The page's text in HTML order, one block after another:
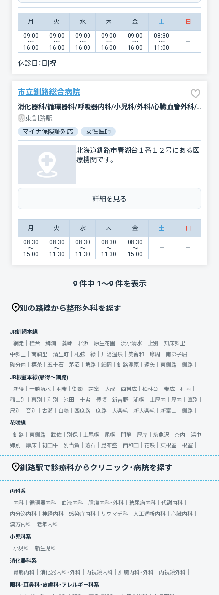
月 火 水 木 金 土 日
09:00
〜
16:00
09:00
〜
16:00
09:00
〜
16:00
09:00
〜
16:00
09:00
〜
16:00
08:30
〜
11:00
休診日： 日|祝
市立釧路総合病院
消化器科/循環器科/呼吸器内科/小児科/外科/心臓血管外科/整形外科/脳神経外科/皮膚科/産婦人科/眼科/精神科・神経科/麻酔科/放射線科/形成外科/臨床検査・病理診断/緩和ケア
東釧路駅
マイナ保険証対応 女性医師
北海道釧路市春湖台１番１２号にある医
療機関です。
詳細を見る
月 火 水 木 金 土 日
08:30
〜
15:00
08:30
〜
11:30
08:30
〜
11:30
08:30
〜
11:30
08:30
〜
15:00
9件中 1〜9件を表示
別の路線から整形外科を探す
JR釧網本線
網走｜ 桂台｜ 鱒浦｜ 藻琴｜ 北浜｜ 原生花園｜ 浜小清水｜ 止別｜ 知床斜里｜
中斜里｜ 南斜里｜ 清里町｜ 札弦｜ 緑｜ 川湯温泉｜ 美留和｜ 摩周｜ 南弟子屈｜
磯分内｜ 標茶｜ 五十石｜ 茅沼｜ 塘路｜ 細岡｜ 釧路湿原｜ 遠矢｜ 東釧路｜ 釧路｜
JR根室本線(新得～釧路)
新得｜ 十勝清水｜ 羽帯｜ 御影｜ 芽室｜ 大成｜ 西帯広｜ 柏林台｜ 帯広｜ 札内｜
稲士別｜ 幕別｜ 利別｜ 池田｜ 十弗｜ 豊頃｜ 新吉野｜ 浦幌｜ 上厚内｜ 厚内｜ 直別｜
尺別｜ 音別｜ 古瀬｜ 白糠｜ 西庶路｜ 庶路｜ 大楽毛｜ 新大楽毛｜ 新富士｜ 釧路｜
花咲線
釧路｜ 東釧路｜ 武佐｜ 別保｜ 上尾幌｜ 尾幌｜ 門静｜ 厚岸｜ 糸魚沢｜ 茶内｜ 浜中｜
姉別｜ 厚床｜ 初田牛｜ 別当賀｜ 落石｜ 昆布盛｜ 西和田｜ 花咲｜ 東根室｜ 根室｜
釧路駅で診療科からクリニック・病院を探す
内科系
内科｜ 循環器内科｜ 血液内科｜ 腫瘍内科・外科｜ 糖尿病内科｜ 代謝内科｜
内分泌内科｜ 神経内科｜ 感染症内科｜ リウマチ科｜ 人工透析内科｜ 心臓内科｜
漢方内科｜ 老年内科｜
小児科系
小児科｜ 新生児科｜
消化器科系
胃腸内科｜ 消化器内科・外科｜ 内視鏡内科｜ 肝臓内科・外科｜ 内視鏡外科｜
眼科・耳鼻科・皮膚科・アレルギー科系